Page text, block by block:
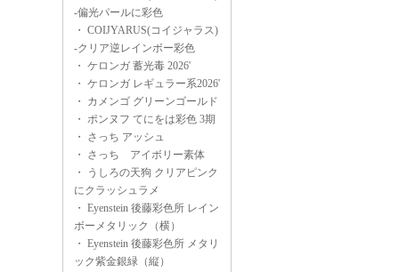
-偏光パールに彩色
・ COIJYARUS(コイジャラス)
-クリア逆レインボー彩色
・ ケロンガ 蓄光毒 2026'
・ ケロンガ レギュラー系2026'
・ カメンゴ グリーンゴールド
・ ポンヌフ てにをは彩色 3期
・ さっち アッシュ
・ さっち アイボリー素体
・
うしろの天狗 クリアピンク
にクラッシュラメ
・ Eyenstein 後藤彩色所 レイン
ボーメタリック（横）
・ Eyenstein 後藤彩色所 メタリ
ック紫金銀緑（縦）